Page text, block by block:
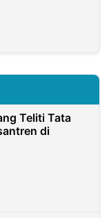
Teliti Tata
di